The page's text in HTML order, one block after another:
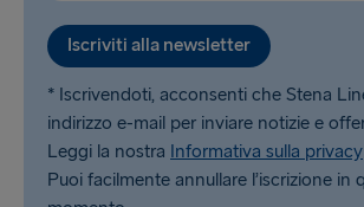
Iscriviti alla newsletter
* Iscrivendoti, acconsenti che Stena
indirizzo e-mail per inviare notizie e
Leggi la nostra Informativa sulla privacy
Puoi facilmente annullare l’iscrizione in